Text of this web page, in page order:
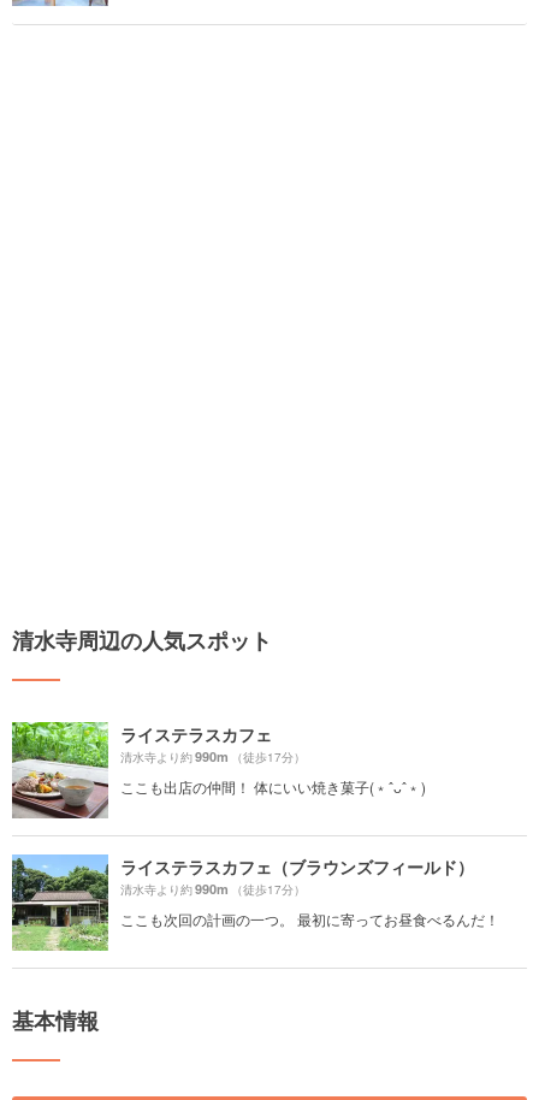
清水寺周辺の人気スポット
ライステラスカフェ
清水寺より約990m （徒歩17分）
ここも出店の仲間！ 体にいい焼き菓子(﹡ˆᴗˆ﹡)
ライステラスカフェ（ブラウンズフィールド）
清水寺より約990m （徒歩17分）
ここも次回の計画の一つ。 最初に寄ってお昼食べるんだ！
基本情報